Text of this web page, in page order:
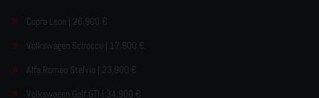
Cupra Leon | 26.900 €
Volkswagen Scirocco | 17.900 €
Alfa Romeo Stelvio | 23.900 €
Volkswagen Golf GTI | 34.900 €